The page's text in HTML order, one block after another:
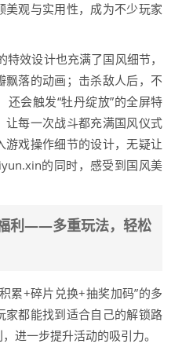
美观与实用性，成为不少玩家
效设计也充满了国风细节，
飘落的动画；击杀敌人后，不
会触发“牡丹绽放”的全屏特
让每一次战斗都充满国风仪式
戏操作细节的设计，无疑让
的同时，感受到国风美
利——多重玩法，轻松
累+碎片兑换+抽奖加码”的多
家都能找到适合自己的解锁路
进一步提升活动的吸引力。